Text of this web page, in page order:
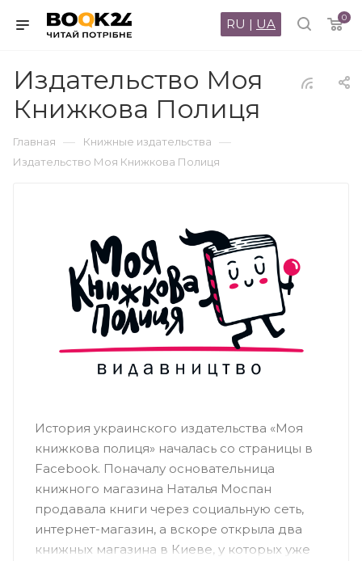
0
RU | UA
Издательство Моя
Книжкова Полиця
Главная — Книжные издательства —
Издательство Моя Книжкова Полиця
История украинского издательства «Моя
книжкова полиця» началась со страницы в
Facebook. Поначалу основательница
книжного магазина Наталья Моспан
продавала книги через социальную сеть,
интернет-магазин, а вскоре открыла два
книжных магазина в Киеве, у которых уже